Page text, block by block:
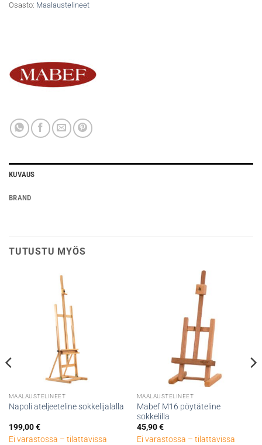
Osasto: Maalaustelineet
KUVAUS
BRAND
TUTUSTU MYÖS
MAALAUSTELINEET
Napoli ateljeeteline sokkelijalalla
199,00€
Ei varastossa – tilattavissa
MAALAUSTELINEET
Mabef M16 pöytäteline
sokkelilla
45,90€
Ei varastossa – tilattavissa